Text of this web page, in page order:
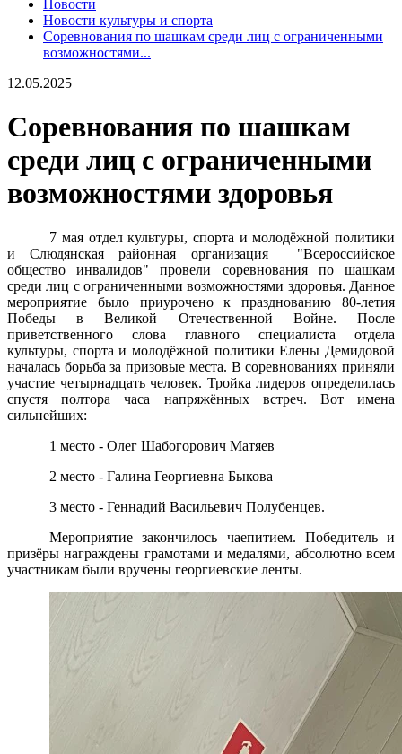
Новости
Новости культуры и спорта
Соревнования по шашкам среди лиц с ограниченными
возможностями...
12.05.2025
Соревнования по шашкам
среди лиц с ограниченными
возможностями здоровья
7 мая отдел культуры, спорта и молодëжной политики
и Слюдянская районная организация "Всероссийское
общество инвалидов" провели соревнования по шашкам
среди лиц с ограниченными возможностями здоровья. Данное
мероприятие было приурочено к празднованию 80-летия
Победы в Великой Отечественной Войне. После
приветственного слова главного специалиста отдела
культуры, спорта и молодëжной политики Елены Демидовой
началась борьба за призовые места. В соревнованиях приняли
участие четырнадцать человек. Тройка лидеров определилась
спустя полтора часа напряжëнных встреч. Вот имена
сильнейших:
1 место - Олег Шабогорович Матяев
2 место - Галина Георгиевна Быкова
3 место - Геннадий Васильевич Полубенцев.
Мероприятие закончилось чаепитием. Победитель и
призёры награждены грамотами и медалями, абсолютно всем
участникам были вручены георгиевские ленты.